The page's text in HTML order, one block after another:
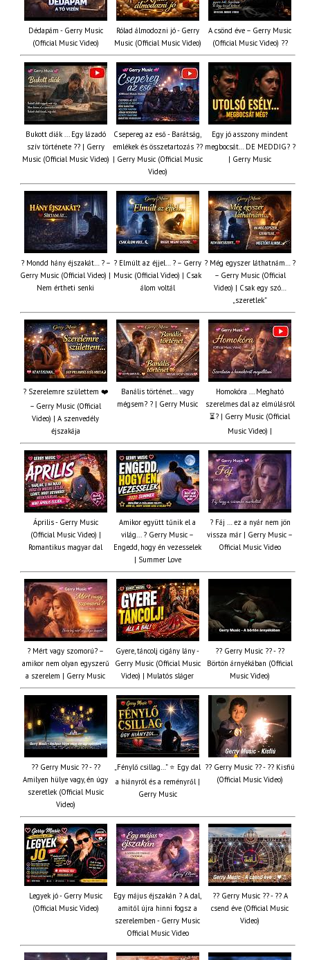
Dédapám - Gerry Music
(Official Music Video)
Rólad álmodozni jó - Gerry
Music (Official Music Video)
A csönd éve – Gerry Music
(Official Music Video) ??
Bukott diák ... Egy lázadó
szív története ?? | Gerry
Music (Official Music Video)
Csepereg az eső - Barátság,
emlékek és összetartozás ?️?
| Gerry Music (Official Music
Video)
Egy jó asszony mindent
megbocsát… DE MEDDIG? ?
| Gerry Music
? Mondd hány éjszakát… ? –
Gerry Music (Official Video) |
Nem értheti senki
? Elmúlt az éjjel… ? – Gerry
Music (Official Video) | Csak
álom voltál
? Még egyszer láthatnám… ?
– Gerry Music (Official
Video) | Csak egy szó…
„szeretlek”
? Szerelemre születtem ❤️
– Gerry Music (Official
Video) | A szenvedély
éjszakája
Banális történet… vagy
mégsem? ? | Gerry Music
Homokóra ... Megható
szerelmes dal az elmúlásról
⏳? | Gerry Music (Official
Music Video) |
Április - Gerry Music
(Official Music Video) |
Romantikus magyar dal
Amikor együtt tűnik el a
világ... ? Gerry Music –
Engedd, hogy én vezesselek
| Summer Love
? Fáj … ez a nyár nem jön
vissza már | Gerry Music –
Official Music Video
? Mért vagy szomorú? –
amikor nem olyan egyszerű
a szerelem | Gerry Music
Gyere, táncolj cigány lány -
Gerry Music (Official Music
Video) | Mulatós sláger
?? Gerry Music ?? - ??
Börtön árnyékában (Official
Music Video)
?? Gerry Music ?? - ??
Amilyen hülye vagy, én úgy
szeretlek (Official Music
Video)
„Fénylő csillag…” ⭐ Egy dal
a hiányról és a reményről |
Gerry Music
?? Gerry Music ?? - ?? Kisfiú
(Official Music Video)
Legyek jó - Gerry Music
(Official Music Video)
Egy május éjszakán ? A dal,
amitől újra hinni fogsz a
szerelemben - Gerry Music
Official Music Video
?? Gerry Music ?? - ?? A
csend éve (Official Music
Video)